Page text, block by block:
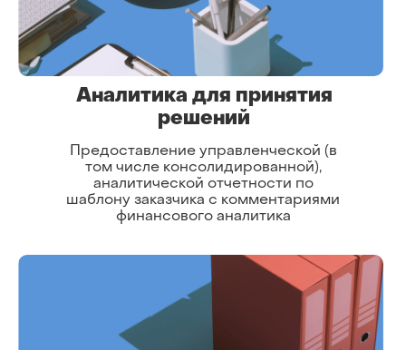
Предоставление управленческой (в
том числе консолидированной),
аналитической отчетности по
шаблону заказчика с комментариями
финансового аналитика
Аналитика для принятия
решений